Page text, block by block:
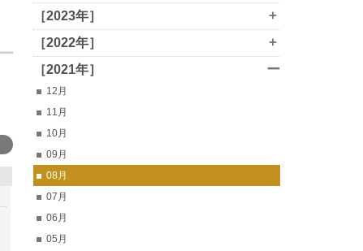
［2023年］ +
［2022年］ +
［2021年］ ー
12月
11月
10月
09月
08月
07月
06月
05月